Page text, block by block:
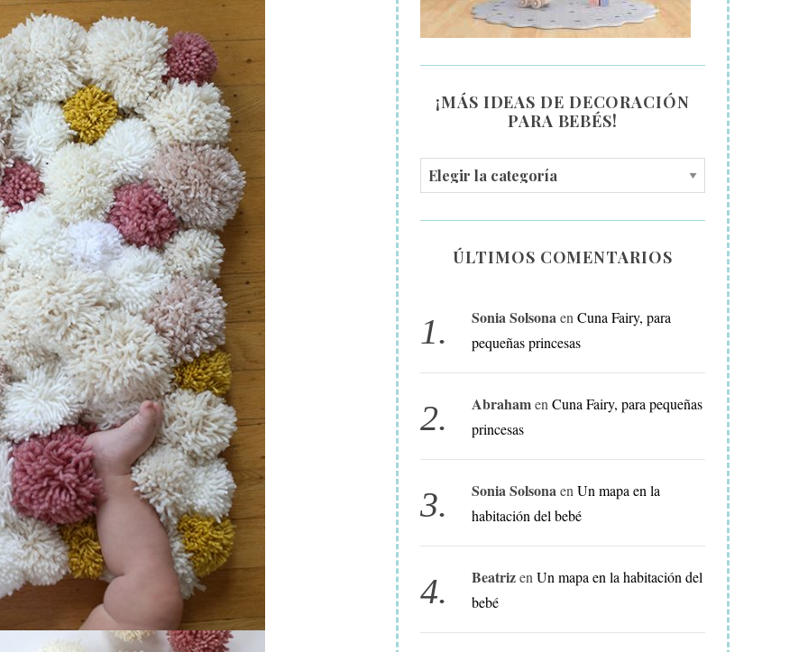
¡MÁS IDEAS DE DECORACIÓN
PARA BEBÉS!
M
Á
E
A
S
E
C
O
R
C
ÚLTIMOS COMENTARIOS
Sonia Solsonaen Cuna Fairy, para
pequeñas princesas
Abrahamen Cuna Fairy, para pequeñas
princesas
Sonia Solsonaen Un mapa en la
habitación del bebé
Beatrizen Un mapa en la habitación del
bebé